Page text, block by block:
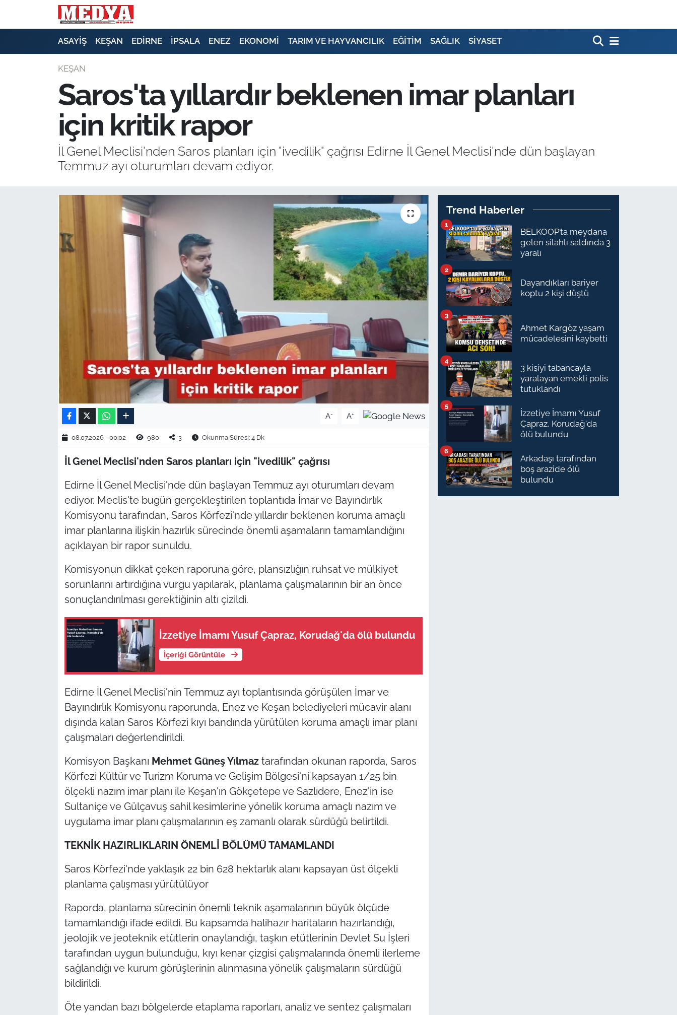
ASAYİŞ KEŞAN EDİRNE İPSALA ENEZ EKONOMİ TARIM VE HAYVANCILIK EĞİTİM SAĞLIK SİYASET
KEŞAN
Saros'ta yıllardır beklenen imar planları
için kritik rapor
İl Genel Meclisi'nden Saros planları için "ivedilik" çağrısı Edirne İl Genel Meclisi'nde dün başlayan
Temmuz ayı oturumları devam ediyor.
A- A+
08.07.2026 - 00:02 980 3 Okunma Süresi: 4 Dk
İl Genel Meclisi'nden Saros planları için "ivedilik" çağrısı
Edirne İl Genel Meclisi'nde dün başlayan Temmuz ayı oturumları devam
ediyor. Meclis'te bugün gerçekleştirilen toplantıda İmar ve Bayındırlık
Komisyonu tarafından, Saros Körfezi'nde yıllardır beklenen koruma amaçlı
imar planlarına ilişkin hazırlık sürecinde önemli aşamaların tamamlandığını
açıklayan bir rapor sunuldu.
Komisyonun dikkat çeken raporuna göre, plansızlığın ruhsat ve mülkiyet
sorunlarını artırdığına vurgu yapılarak, planlama çalışmalarının bir an önce
sonuçlandırılması gerektiğinin altı çizildi.
İzzetiye İmamı Yusuf Çapraz, Korudağ'da ölü bulundu
İçeriği Görüntüle
Edirne İl Genel Meclisi'nin Temmuz ayı toplantısında görüşülen İmar ve
Bayındırlık Komisyonu raporunda, Enez ve Keşan belediyeleri mücavir alanı
dışında kalan Saros Körfezi kıyı bandında yürütülen koruma amaçlı imar planı
çalışmaları değerlendirildi.
Komisyon Başkanı Mehmet Güneş Yılmaztarafından okunan raporda, Saros
Körfezi Kültür ve Turizm Koruma ve Gelişim Bölgesi'ni kapsayan 1/25 bin
ölçekli nazım imar planı ile Keşan'ın Gökçetepe ve Sazlıdere, Enez'in ise
Sultaniçe ve Gülçavuş sahil kesimlerine yönelik koruma amaçlı nazım ve
uygulama imar planı çalışmalarının eş zamanlı olarak sürdüğü belirtildi.
TEKNİK HAZIRLIKLARIN ÖNEMLİ BÖLÜMÜ TAMAMLANDI
Saros Körfezi'nde yaklaşık 22 bin 628 hektarlık alanı kapsayan üst ölçekli
planlama çalışması yürütülüyor
Raporda, planlama sürecinin önemli teknik aşamalarının büyük ölçüde
tamamlandığı ifade edildi. Bu kapsamda halihazır haritaların hazırlandığı,
jeolojik ve jeoteknik etütlerin onaylandığı, taşkın etütlerinin Devlet Su İşleri
tarafından uygun bulunduğu, kıyı kenar çizgisi çalışmalarında önemli ilerleme
sağlandığı ve kurum görüşlerinin alınmasına yönelik çalışmaların sürdüğü
bildirildi.
Öte yandan bazı bölgelerde etaplama raporları, analiz ve sentez çalışmaları
Trend Haberler
BELKOOP’ta meydana
gelen silahlı saldırıda 3
yaralı
1
Dayandıkları bariyer
koptu 2 kişi düştü
2
Ahmet Kargöz yaşam
mücadelesini kaybetti
3
3 kişiyi tabancayla
yaralayan emekli polis
tutuklandı
4
İzzetiye İmamı Yusuf
Çapraz, Korudağ'da
ölü bulundu
5
Arkadaşı tarafından
boş arazide ölü
bulundu
6
E-GAZETE
SİYASET
EKONOMİ
TARIM VE HAYVANCILIK
KIRKLARELİ
ÇANAKKALE
Flaş Haber
Dış Haberler
Bilim Teknoloji
English News
Canlı Maç